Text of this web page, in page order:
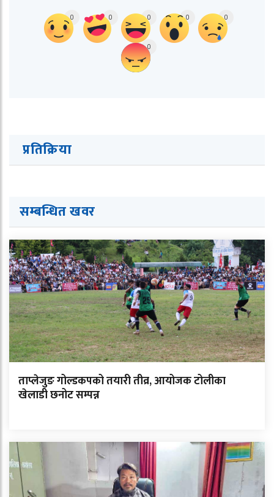
0 0 0 0 0
0
प्रतिक्रिया
सम्बन्धित खवर
ताप्लेजुङ गोल्डकपको तयारी तीव्र, आयोजक टोलीका
खेलाडी छनोट सम्पन्न